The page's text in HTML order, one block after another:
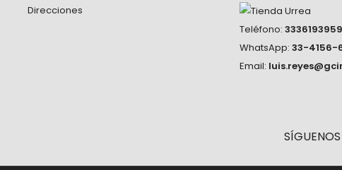
Direcciones
Teléfono: 3336193959
WhatsApp: 33-4156-
Email: